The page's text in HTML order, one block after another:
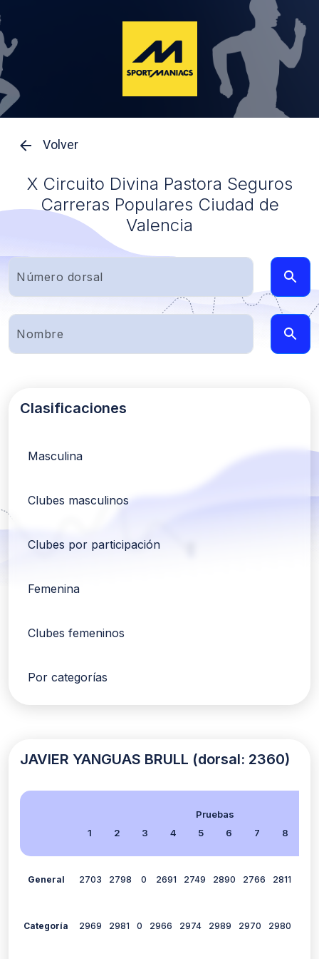
Volver
X Circuito Divina Pastora Seguros
Carreras Populares Ciudad de
Valencia
Clasificaciones
Masculina
Clubes masculinos
Clubes por participación
Femenina
Clubes femeninos
Por categorías
JAVIER YANGUAS BRULL (dorsal: 2360)
Pruebas
1
2 3 4 5 6 7 8
General 2703 2798 0 2691 2749 2890 2766 2811
Categoría 2969 2981 0 2966 2974 2989 2970 2980